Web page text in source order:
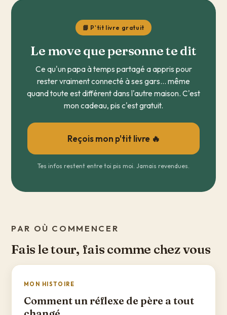
📘 P'tit livre gratuit
Le move que personne te dit
Ce qu'un papa à temps partagé a appris pour
rester vraiment connecté à ses gars... même
quand toute est différent dans l'autre maison. C'est
mon cadeau, pis c'est gratuit.
Reçois mon p'tit livre 🔥
Tes infos restent entre toi pis moi. Jamais revendues.
PAR OÙ COMMENCER
Fais le tour, fais comme chez vous
MON HISTOIRE
Comment un réflexe de père a tout